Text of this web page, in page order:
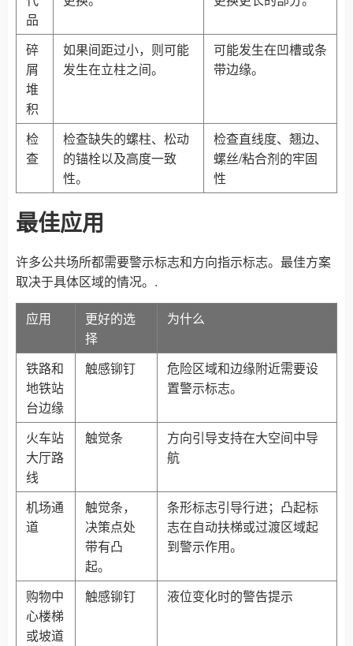
品
碎
屑
堆
积
如果间距过小，则可能
发生在立柱之间。
可能发生在凹槽或条
带边缘。
检
查
检查缺失的螺柱、松动
的锚栓以及高度一致
性。
检查直线度、翘边、
螺丝/粘合剂的牢固
性
最佳应用
许多公共场所都需要警示标志和方向指示标志。最佳方案
取决于具体区域的情况。.
应用
更好的选
择
为什么
铁路和
地铁站
台边缘
触感铆钉
危险区域和边缘附近需要设
置警示标志。
火车站
大厅路
线
触觉条
方向引导支持在大空间中导
航
机场通
道
触觉条，
决策点处
带有凸
起。
条形标志引导行进；凸起标
志在自动扶梯或过渡区域起
到警示作用。
购物中
心楼梯
或坡道
触感铆钉 液位变化时的警告提示